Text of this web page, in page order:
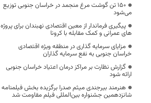
۱۵۰ تن گوشت مرغ منجمد در خراسان جنوبی توزیع
می‌شود
پیگیری فرماندار از معین اقتصادی نهبندان برای پروژه
های عمرانی و کمک مقابله با کرونا
مزایای سرمایه گذاری در منطقه ویژه اقتصادی
خراسان جنوبی به نفع سرمایه گذاران
گزارش نظارت بر مراکز درمان اعتیاد خراسان جنوبی
ارائه شود
هنرمند بیرجندی میثم صدرا برگزیده بخش فیلمنامه
شانزدهمین جشنواره بین‌المللی فیلم مقاومت شد